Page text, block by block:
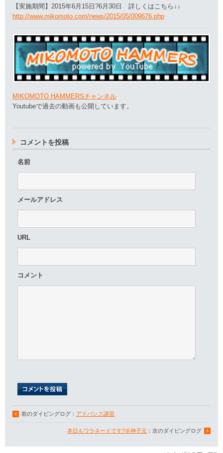
【実施期間】2015年6月15日?6月30日 詳しくはこちら↓↓
http://www.mikomoto.com/news/2015/05/009676.php
MIKOMOTO HAMMERSチャンネル
Youtubeで過去の動画も公開しています。
コメントを投稿
名前
メールアドレス
URL
コメント
前のダイビングログ： アドバンス講習
本日もワラネードです?＠神子元 ：次のダイビングログ